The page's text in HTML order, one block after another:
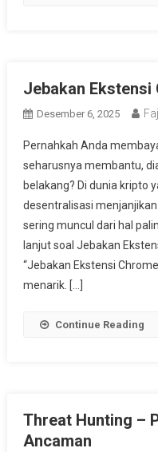
Jebakan Ekstensi
Desember 6, 2025
Pernahkah Anda
seharusnya membantu,
belakang? Di dunia kripto
desentralisasi
sering muncul dari hal
lanjut soal Jebakan
“Jebakan Ekstensi
menarik. […]
Continue Reading
Threat Hunting –
Ancaman